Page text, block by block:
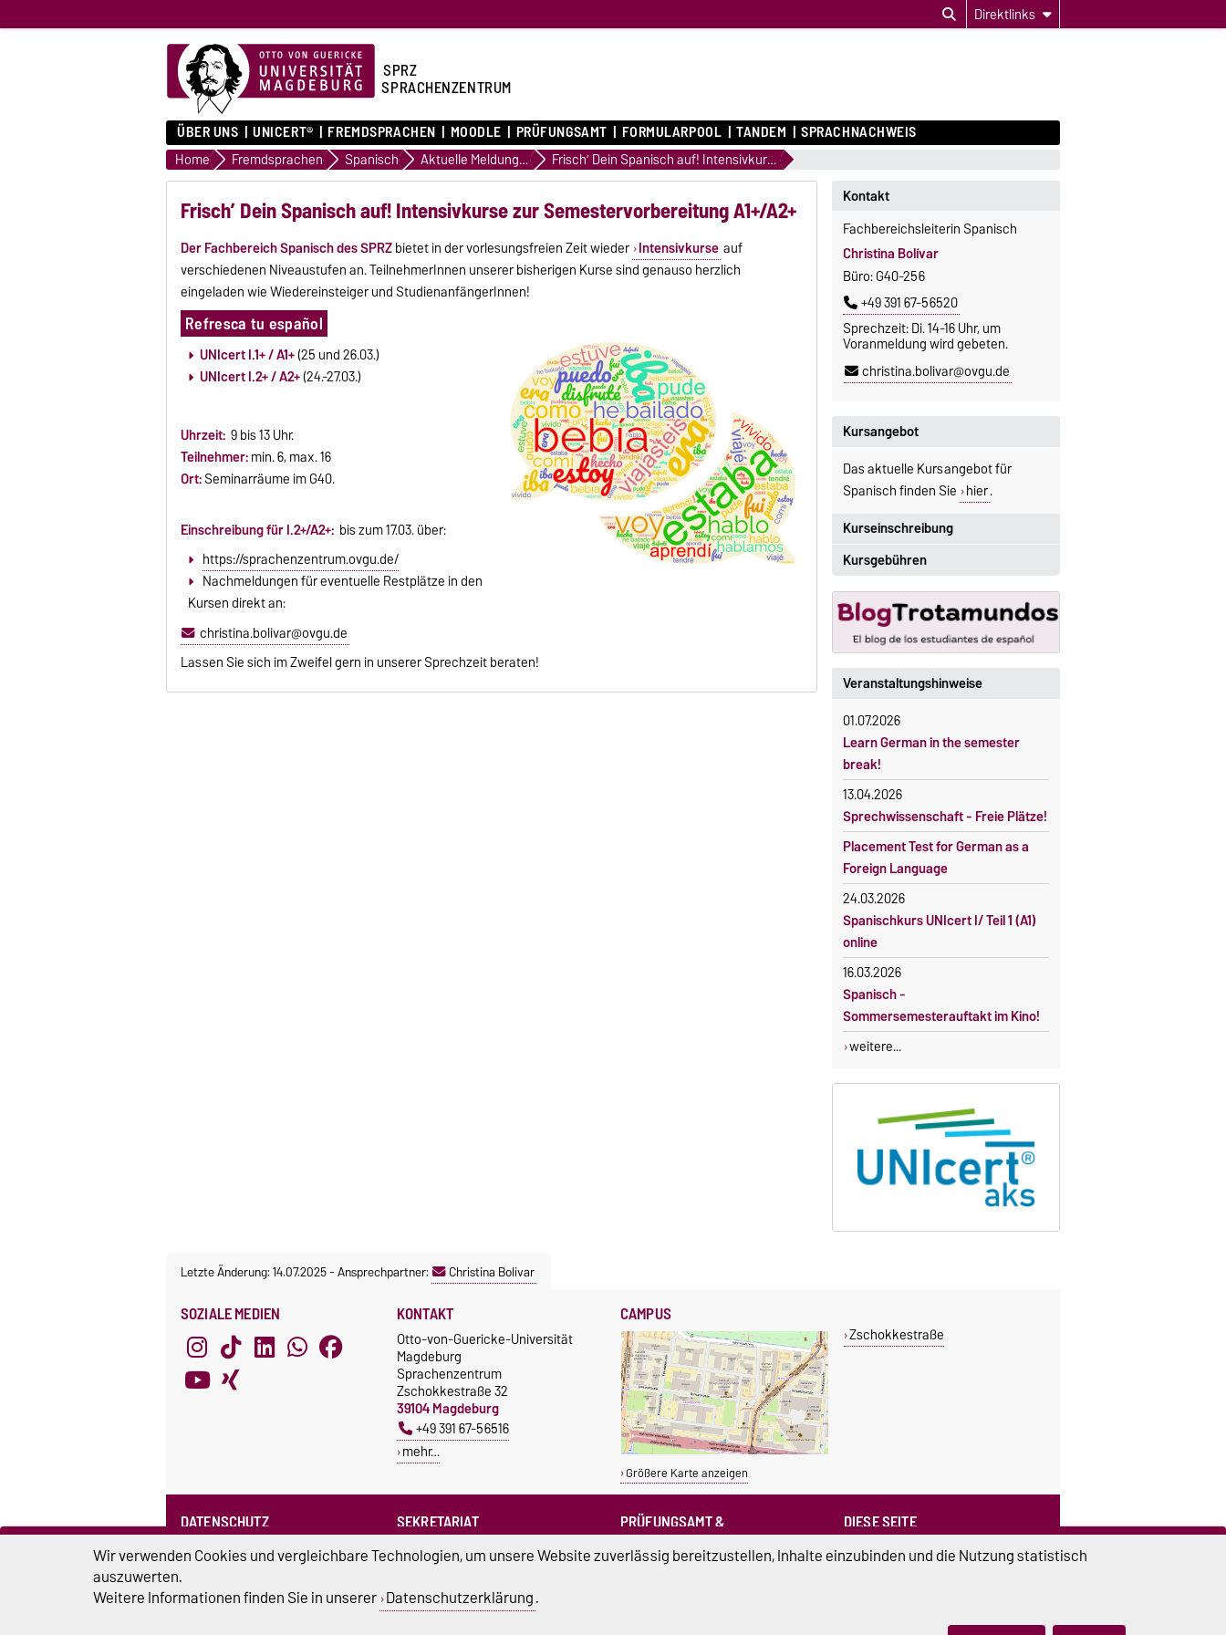
Direktlinks
SPRZ
SPRACHENZENTRUM
ÜBER UNS UNICERT® FREMDSPRACHEN MOODLE PRÜFUNGSAMT FORMULARPOOL TANDEM SPRACHNACHWEIS
Home Fremdsprachen Spanisch Aktuelle Meldungen Frisch’ Dein Spanisch auf! Intensivkurse zur Semestervorbereitung A1+/A2+
Frisch’ Dein Spanisch auf! Intensivkurse zur Semestervorbereitung A1+/A2+
Der Fachbereich Spanisch des SPRZbietet in der vorlesungsfreien Zeit wieder Intensivkurse auf
verschiedenen Niveaustufen an. TeilnehmerInnen unserer bisherigen Kurse sind genauso herzlich
eingeladen wie Wiedereinsteiger und StudienanfängerInnen!
Refresca tu español
UNIcert I.1+ / A1+(25 und 26.03.)
UNIcert I.2+ / A2+(24.-27.03.)
Uhrzeit: 9 bis 13 Uhr.
Teilnehmer:min. 6, max. 16
Ort:Seminarräume im G40.
Einschreibung für I.2+/A2+: bis zum 17.03. über:
https://sprachenzentrum.ovgu.de/
Nachmeldungen für eventuelle Restplätze in den
Kursen direkt an:
christina.bolivar@ovgu.de
Lassen Sie sich im Zweifel gern in unserer Sprechzeit beraten!
Kontakt
Fachbereichsleiterin Spanisch
Christina Bolívar
Büro: G40-256
+49 391 67-56520
Sprechzeit: Di. 14-16 Uhr, um
Voranmeldung wird gebeten.
christina.bolivar@ovgu.de
Kurseinschreibung
Einschreibezeitraum:
5. Oktober 2026, 9.00 Uhr bis
23. Oktober 2026, 18 Uhr
Moodle
Die Kurse beginnen ab dem 12.
Oktober 2026.
Kursteilnahme nur nach
fristgerechter Online-Anmeldung
Kursangebot
Das aktuelle Kursangebot für
Spanisch finden Sie hier.
Kursgebühren
Sprachkurse sind i. d. R.
gebührenpflichtig.
Gebühren
Gebührenrückerstattung
curricularer Sprachausbildung
Gebührenbefreiung bei Incomings
Veranstaltungshinweise
01.07.2026
Learn German in the semester
break!
13.04.2026
Sprechwissenschaft - Freie Plätze!
Placement Test for German as a
Foreign Language
24.03.2026
Spanischkurs UNIcert I/ Teil 1 (A1)
online
16.03.2026
Spanisch -
Sommersemesterauftakt im Kino!
weitere...
Letzte Änderung: 14.07.2025-Ansprechpartner: Christina Bolivar
SOZIALE MEDIEN KONTAKT
Otto-von-Guericke-Universität
Magdeburg
Sprachenzentrum
Zschokkestraße 32
39104 Magdeburg
+49 391 67-56516
mehr…
CAMPUS
Größere Karte anzeigen
Zschokkestraße
DATENSCHUTZ
Datenschutzerklärung des SPRZ
SEKRETARIAT
sprachenzentrum@ovgu.de
PRÜFUNGSAMT &
PRÜFUNGSAUSSCHUSS
DIESE SEITE
Vorlesen
Wir verwenden Cookies und vergleichbare Technologien, um unsere Website zuverlässig bereitzustellen, Inhalte einzubinden und die Nutzung statistisch
auszuwerten.
Weitere Informationen finden Sie in unserer Datenschutzerklärung.